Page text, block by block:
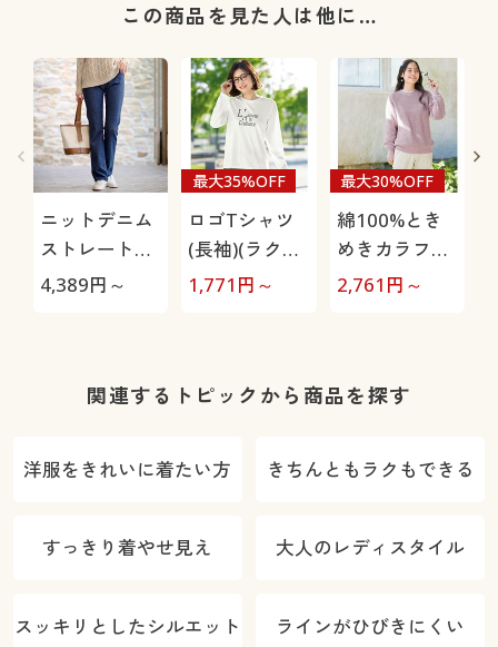
この商品を見た人は他に…
ニットデニム
ストレートパ
ンツ(スマート
わらか・選べ
OK・1年中は
4,389円～
ロゴTシャツ
(長袖)(ラクロ
ンneo)
最大35%OFF
1,771 円～
綿100%とき
めきカラフル
ニット
最大30%OFF
2,761 円～
関連するトピックから商品を探す
洋服をきれいに着たい方 きちんともラクもできる
すっきり着やせ見え 大人のレディスタイル
スッキリとしたシルエット ラインがひびきにくい